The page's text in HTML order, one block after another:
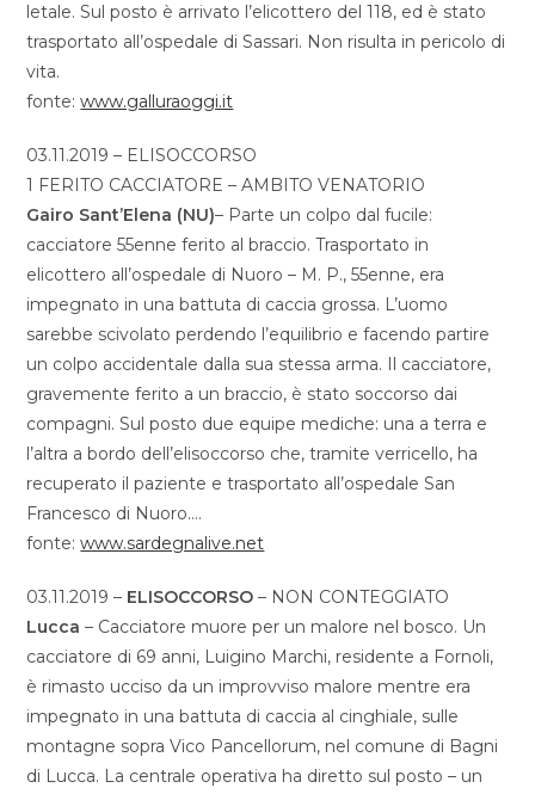
letale. Sul posto è arrivato l’elicottero del 118, ed è stato
trasportato all’ospedale di Sassari. Non risulta in pericolo di
vita.
fonte:www.galluraoggi.it
03.11.2019 – ELISOCCORSO
1 FERITO CACCIATORE – AMBITO VENATORIO
Gairo Sant’Elena (NU)– Parte un colpo dal fucile:
cacciatore 55enne ferito al braccio. Trasportato in
elicottero all’ospedale di Nuoro – M. P., 55enne, era
impegnato in una battuta di caccia grossa. L’uomo
sarebbe scivolato perdendo l’equilibrio e facendo partire
un colpo accidentale dalla sua stessa arma. Il cacciatore,
gravemente ferito a un braccio, è stato soccorso dai
compagni. Sul posto due equipe mediche: una a terra e
l’altra a bordo dell’elisoccorso che, tramite verricello, ha
recuperato il paziente e trasportato all’ospedale San
Francesco di Nuoro….
fonte:www.sardegnalive.net
03.11.2019 – ELISOCCORSO – NON CONTEGGIATO
Lucca– Cacciatore muore per un malore nel bosco. Un
cacciatore di 69 anni, Luigino Marchi, residente a Fornoli,
è rimasto ucciso da un improvviso malore mentre era
impegnato in una battuta di caccia al cinghiale, sulle
montagne sopra Vico Pancellorum, nel comune di Bagni
di Lucca. La centrale operativa ha diretto sul posto – un